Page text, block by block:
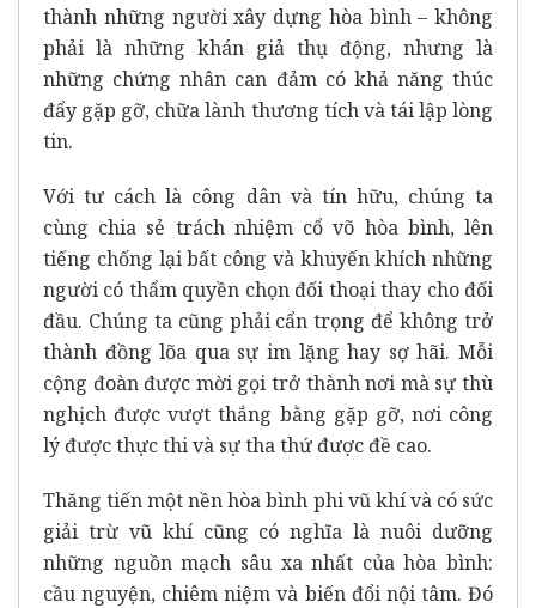
thành những người xây dựng hòa bình – không
phải là những khán giả thụ động, nhưng là
những chứng nhân can đảm có khả năng thúc
đẩy gặp gỡ, chữa lành thương tích và tái lập lòng
tin.
Với tư cách là công dân và tín hữu, chúng ta
cùng chia sẻ trách nhiệm cổ võ hòa bình, lên
tiếng chống lại bất công và khuyến khích những
người có thẩm quyền chọn đối thoại thay cho đối
đầu. Chúng ta cũng phải cẩn trọng để không trở
thành đồng lõa qua sự im lặng hay sợ hãi. Mỗi
cộng đoàn được mời gọi trở thành nơi mà sự thù
nghịch được vượt thắng bằng gặp gỡ, nơi công
lý được thực thi và sự tha thứ được đề cao.
Thăng tiến một nền hòa bình phi vũ khí và có sức
giải trừ vũ khí cũng có nghĩa là nuôi dưỡng
những nguồn mạch sâu xa nhất của hòa bình:
cầu nguyện, chiêm niệm và biến đổi nội tâm. Đó